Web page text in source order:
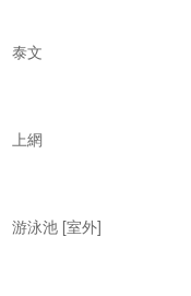
泰文
上網
游泳池 [室外]